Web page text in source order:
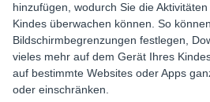
hinzufügen, wodurch Sie die
Kindes überwachen können. So
Bildschirmbegrenzungen festlegen,
vieles mehr auf dem Gerät Ihres
auf bestimmte Websites oder Apps
oder einschränken.